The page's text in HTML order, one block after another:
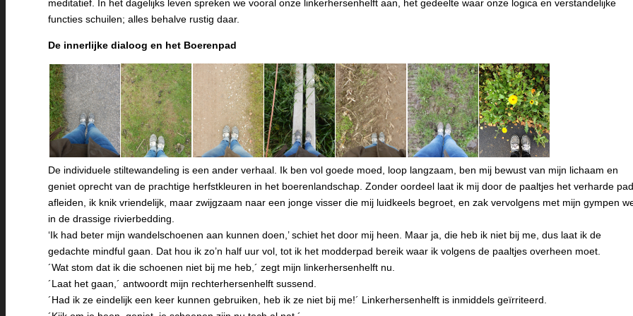
meditatief. In het dagelijks leven spreken we vooral onze linkerhersenhelft aan, het gedeelte waar onze logica en verstandelijke
functies schuilen; alles behalve rustig daar.
De innerlijke dialoog en het Boerenpad
De individuele stiltewandeling is een ander verhaal. Ik ben vol goede moed, loop langzaam, ben mij bewust van mijn lichaam en
geniet oprecht van de prachtige herfstkleuren in het boerenlandschap. Zonder oordeel laat ik mij door de paaltjes het verharde pad
afleiden, ik knik vriendelijk, maar zwijgzaam naar een jonge visser die mij luidkeels begroet, en zak vervolgens met mijn gympen
in de drassige rivierbedding.
‘Ik had beter mijn wandelschoenen aan kunnen doen,’ schiet het door mij heen. Maar ja, die heb ik niet bij me, dus laat ik de
gedachte mindful gaan. Dat hou ik zo’n half uur vol, tot ik het modderpad bereik waar ik volgens de paaltjes overheen moet.
´Wat stom dat ik die schoenen niet bij me heb,´ zegt mijn linkerhersenhelft nu.
´Laat het gaan,´ antwoordt mijn rechterhersenhelft sussend.
´Had ik ze eindelijk een keer kunnen gebruiken, heb ik ze niet bij me!´ Linkerhersenhelft is inmiddels geïrriteerd.